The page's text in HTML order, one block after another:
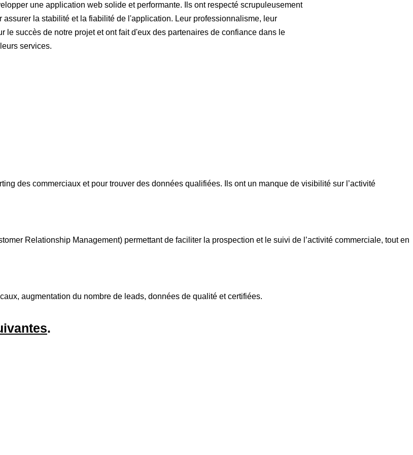
une application web solide et performante. Ils ont respecté scrupuleusement
la stabilité et la fiabilité de l'application. Leur professionnalisme, leur
succès de notre projet et ont fait d'eux des partenaires de confiance dans le
services.
des commerciaux et pour trouver des données qualifiées. Ils ont un manque de visibilité sur l’activité
Relationship Management) permettant de faciliter la prospection et le suivi de l’activité commerciale, tout en
augmentation du nombre de leads, données de qualité et certifiées.
.